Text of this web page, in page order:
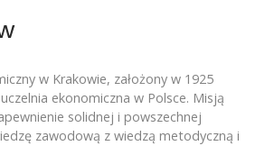
w Krakowie, założony w 1925
ekonomiczna w Polsce. Misją
solidnej i powszechnej
zawodową z wiedzą metodyczną i